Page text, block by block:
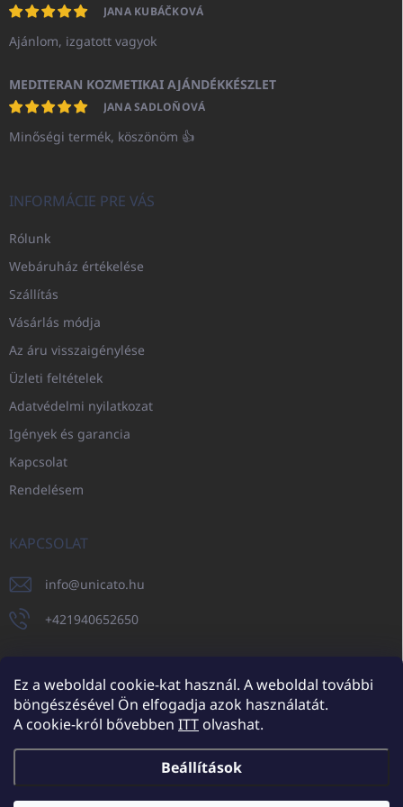
Ez a weboldal cookie-kat használ. A weboldal további
böngészésével Ön elfogadja azok használatát.
A cookie-król bővebben ITTolvashat.
Beállítások
JANA KUBÁČKOVÁ
Ajánlom, izgatott vagyok
MEDITERAN KOZMETIKAI AJÁNDÉKKÉSZLET
JANA SADLOŇOVÁ
Minőségi termék, köszönöm 👍
INFORMÁCIE PRE VÁS
Rólunk
Webáruház értékelése
Szállítás
Vásárlás módja
Az áru visszaigénylése
Üzleti feltételek
Adatvédelmi nyilatkozat
Igények és garancia
Kapcsolat
Rendelésem
KAPCSOLAT
info@unicato.hu
+421940652650
UNICATO.sk UNICATOshop.cz UNICATO.at UNICATO.hu
UNICATOshop.pl UNICATOshop.de
Copyright 2026UNICATO.hu. Minden jog fenntartva.Süti beállítások